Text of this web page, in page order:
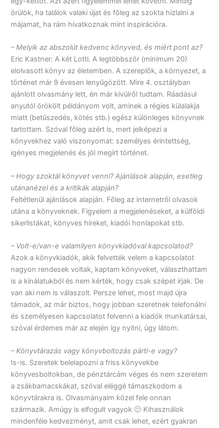
örülök, ha találok valaki újat és főleg az szokta hizlalni a
májamat, ha rám hivatkoznak mint inspirációra.
– Melyik az abszolút kedvenc könyved, és miért pont az?
Eric Kastner: A két Lotti. A legtöbbször (minimum 20)
elolvasott könyv az életemben. A szereplők, a környezet, a
történet már 9 évesen lenyűgözött. Mire 4. osztályban
ajánlott olvasmány lett, én már kívülről tudtam. Ráadásul
anyutól örökölt példányom volt, aminek a régies külalakja
miatt (betűszedés, kötés stb.) egész különleges könyvnek
tartottam. Szóval főleg azért is, mert jelképezi a
könyvekhez való viszonyomat: személyes érintettség,
igényes megjelenés és jól megírt történet.
– Hogy szoktál könyvet venni? Ajánlások alapján, esetleg
utánanézel és a kritikák alapján?
Feltétlenül ajánlások alapján. Főleg az internetről olvasok
utána a könyveknek. Figyelem a megjelenéseket, a külföldi
sikerlistákat, könyves híreket, kiadói honlapokat stb.
– Volt-e/van-e valamilyen könyvkiadóval kapcsolatod?
Azok a könyvkiadók, akik felvették velem a kapcsolatot
nagyon rendesek voltak, kaptam könyveket, választhattam
is a kínálatukból és nem kérték, hogy csak szépet írjak. De
van aki nem is válaszolt. Persze lehet, most majd újra
támadok, az már biztos, hogy jobban szeretnek telefonálni
és személyesen kapcsolatot felvenni a kiadók munkatársai,
szóval érdemes már az elején így nyitni, úgy látom.
– Könyvtárazás vagy könyvboltozás párti-e vagy?
Is-is. Szeretek belelapozni a friss könyvekbe
könyvesboltokban, de pénztárcám véges és nem szeretem
a zsákbamacskákat, szóval eléggé támaszkodom a
könyvtárakra is. Olvasmányaim közel fele onnan
származik. Amúgy is elfogult vagyok 🙂 Kihasználok
mindenféle kedvezményt, amit csak lehet, ezért gyakran